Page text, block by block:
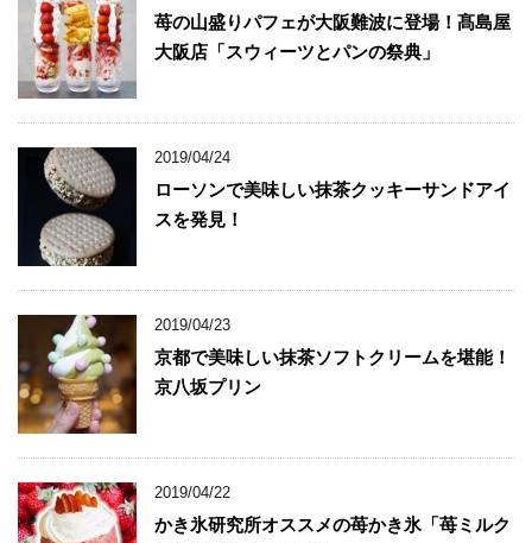
苺の山盛りパフェが大阪難波に登場！髙島屋
大阪店「スウィーツとパンの祭典」
2019/04/24
ローソンで美味しい抹茶クッキーサンドアイ
スを発見！
2019/04/23
京都で美味しい抹茶ソフトクリームを堪能！
京八坂プリン
2019/04/22
かき氷研究所オススメの苺かき氷「苺ミルク